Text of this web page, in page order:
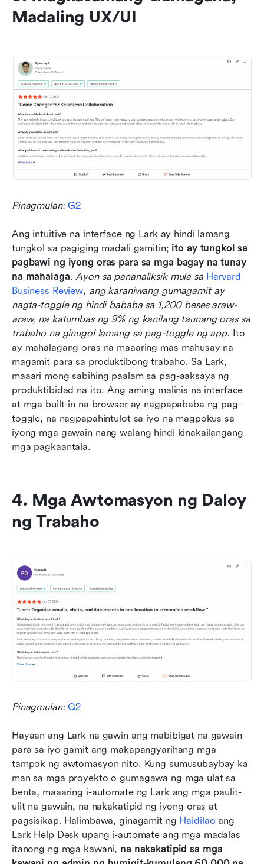
Madaling UX/UI
Pinagmulan: G2
Ang intuitive na interface ng Lark ay hindi lamang
tungkol sa pagiging madali gamitin; ito ay tungkol sa
pagbawi ng iyong oras para sa mga bagay na tunay
na mahalaga. Ayon sa pananaliksik mula sa Harvard
Business Review, ang karaniwang gumagamit ay
nagta-toggle ng hindi bababa sa 1,200 beses araw-
araw, na katumbas ng 9% ng kanilang taunang oras sa
trabaho na ginugol lamang sa pag-toggle ng app. Ito
ay mahalagang oras na maaaring mas mahusay na
magamit para sa produktibong trabaho. Sa Lark,
maaari mong sabihing paalam sa pag-aaksaya ng
produktibidad na ito. Ang aming malinis na interface
at mga built-in na browser ay nagpapababa ng pag-
toggle, na nagpapahintulot sa iyo na magpokus sa
iyong mga gawain nang walang hindi kinakailangang
mga pagkaantala.
4. Mga Awtomasyon ng Daloy
ng Trabaho
Pinagmulan: G2
Hayaan ang Lark na gawin ang mabibigat na gawain
para sa iyo gamit ang makapangyarihang mga
tampok ng awtomasyon nito. Kung sumusubaybay ka
man sa mga proyekto o gumagawa ng mga ulat sa
benta, maaaring i-automate ng Lark ang mga paulit-
ulit na gawain, na nakakatipid ng iyong oras at
pagsisikap. Halimbawa, ginagamit ng Haidilao ang
Lark Help Desk upang i-automate ang mga madalas
itanong ng mga kawani, na nakakatipid sa mga